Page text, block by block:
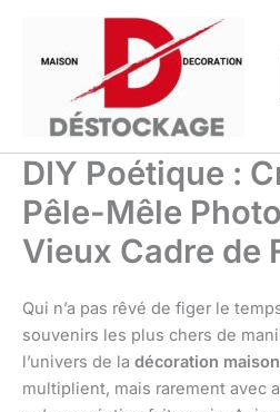
contenu
DIY Poétique :
Pêle-Mêle
Vieux Cadre de
Qui n’a pas rêvé de figer le
souvenirs les plus chers de
l’univers de la décoration maison
multiplient, mais rarement avec